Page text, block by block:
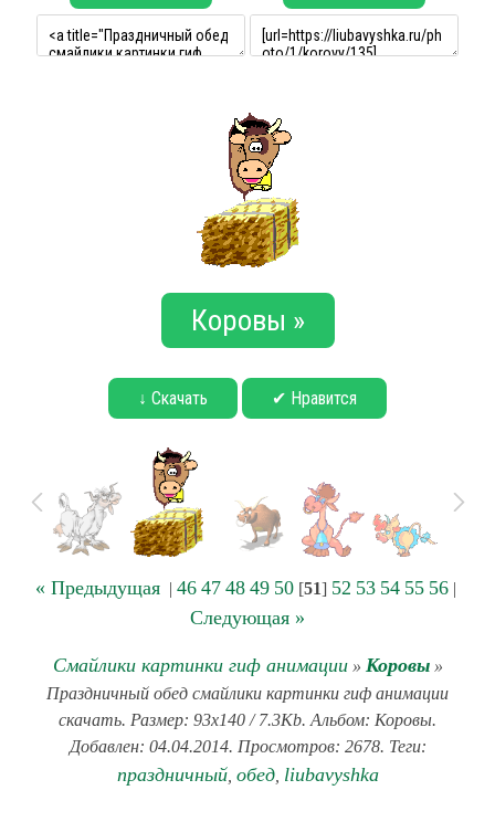
Коровы »
↓ Скачать ✔ Нравится
« Предыдущая| 46 47 48 49 50[51] 52 53 54 55 56|
Следующая »
Смайлики картинки гиф анимации» Коровы»
Праздничный обед смайлики картинки гиф анимации
скачать. Размер: 93x140 / 7.3Kb. Альбом: Коровы.
Добавлен: 04.04.2014. Просмотров: 2678. Теги:
праздничный, обед, liubavyshka